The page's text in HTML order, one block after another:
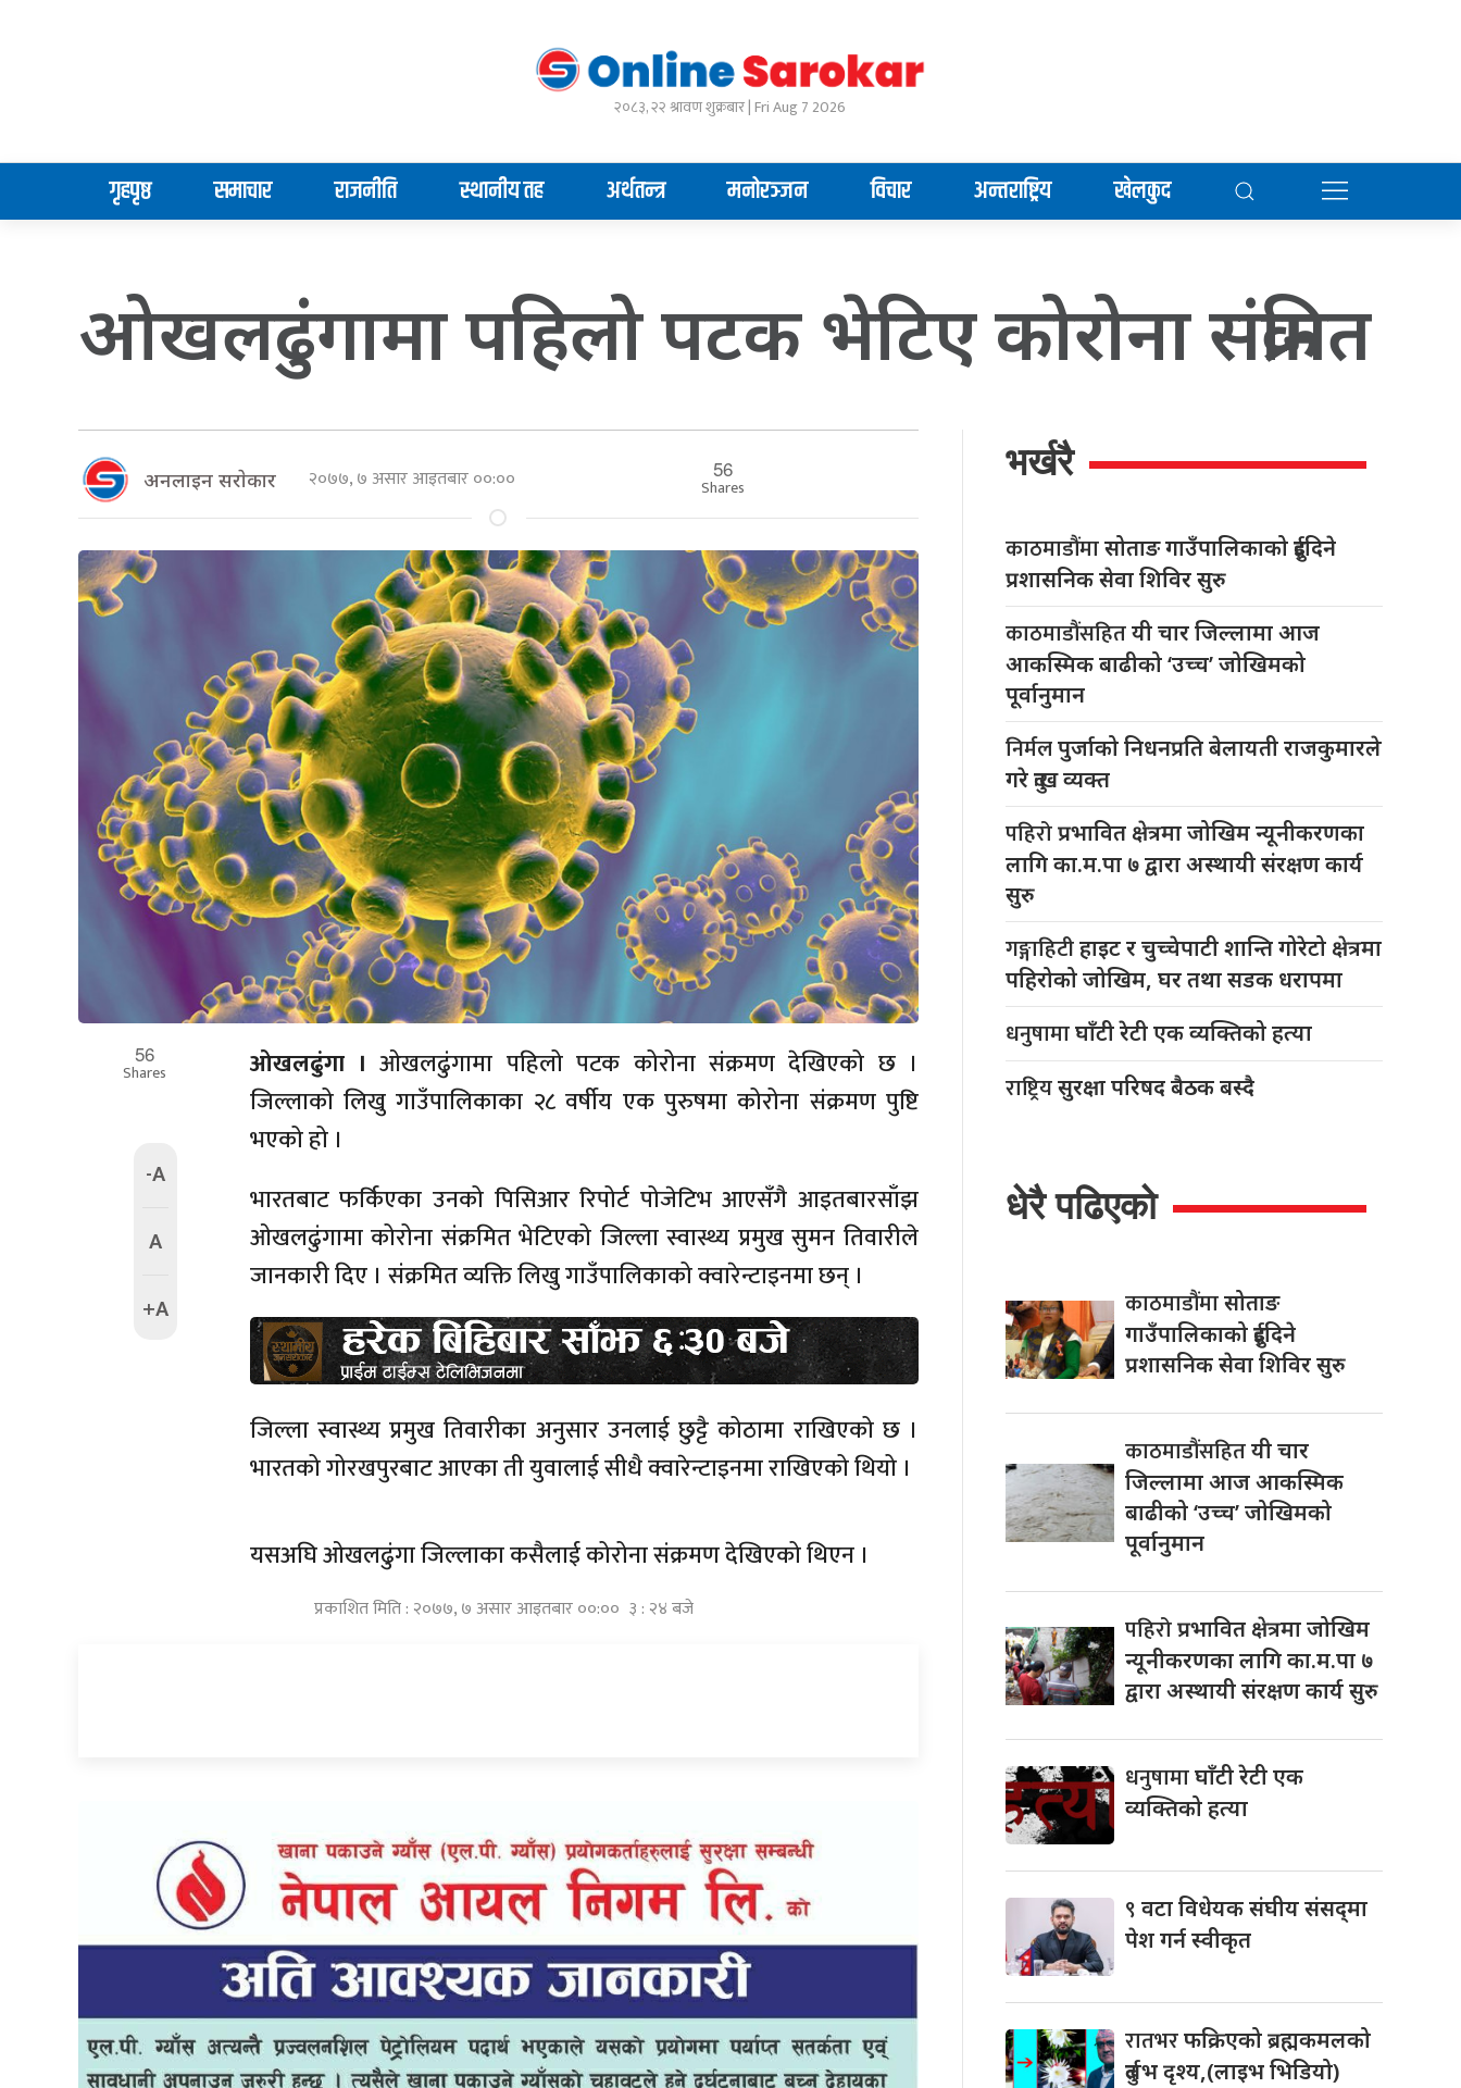
२०८३, २२ श्रावण शुक्रबार | Fri Aug 7 2026
गृहपृष्ठ समाचार राजनीति स्थानीय तह अर्थतन्त्र मनोरञ्जन विचार अन्तराष्ट्रिय खेलकुद
ओखलढुंगामा पहिलो पटक भेटिए कोरोना संक्रमित
अनलाइन सराेकार २०७७, ७ असार आइतबार ००:०० 56
Shares
56
Shares
-A
A
+A
ओखलढुंगा । ओखलढुंगामा पहिलो पटक कोरोना संक्रमण देखिएको छ ।
जिल्लाको लिखु गाउँपालिकाका २८ वर्षीय एक पुरुषमा कोरोना संक्रमण पुष्टि
भएको हो ।
भारतबाट फर्किएका उनको पिसिआर रिपोर्ट पोजेटिभ आएसँगै आइतबारसाँझ
ओखलढुंगामा कोरोना संक्रमित भेटिएको जिल्ला स्वास्थ्य प्रमुख सुमन तिवारीले
जानकारी दिए । संक्रमित व्यक्ति लिखु गाउँपालिकाको क्वारेन्टाइनमा छन् ।
जिल्ला स्वास्थ्य प्रमुख तिवारीका अनुसार उनलाई छुट्टै कोठामा राखिएको छ ।
भारतको गोरखपुरबाट आएका ती युवालाई सीधै क्वारेन्टाइनमा राखिएको थियो ।
यसअघि ओखलढुंगा जिल्लाका कसैलाई कोरोना संक्रमण देखिएको थिएन ।
प्रकाशित मिति : २०७७, ७ असार आइतबार ००:०० ३ : २४ बजे
भर्खरै
काठमाडौंमासोताङ गाउँपालिकाको दुईदिने
प्रशासनिक सेवा शिविर सुरु
काठमाडौंसहितयी चार जिल्लामा आज
आकस्मिक बाढीको ‘उच्च’ जोखिमको
पूर्वानुमान
निर्मलपुर्जाको निधनप्रति बेलायती राजकुमारले
गरे दुःख व्यक्त
पहिरोप्रभावित क्षेत्रमा जोखिम न्यूनीकरणका
लागि का.म.पा ७ द्वारा अस्थायी संरक्षण कार्य
सुरु
गङ्गाहिटीहाइट र चुच्चेपाटी शान्ति गोरेटो क्षेत्रमा
पहिरोको जोखिम, घर तथा सडक धरापमा
धनुषामाघाँटी रेटी एक व्यक्तिको हत्या
राष्ट्रियसुरक्षा परिषद बैठक बस्दै
धेरै पढिएको
काठमाडौंमासोताङ
गाउँपालिकाको दुईदिने
प्रशासनिक सेवा शिविर सुरु
काठमाडौंसहितयी चार
जिल्लामा आज आकस्मिक
बाढीको ‘उच्च’ जोखिमको
पूर्वानुमान
पहिरोप्रभावित क्षेत्रमा जोखिम
न्यूनीकरणका लागि का.म.पा ७
द्वारा अस्थायी संरक्षण कार्य सुरु
धनुषामाघाँटी रेटी एक
व्यक्तिको हत्या
९वटा विधेयक संघीय संसद्‌मा
पेश गर्न स्वीकृत
रातभरफक्रिएको ब्रह्मकमलको
दुर्लभ दृश्य,(लाइभ भिडियो)